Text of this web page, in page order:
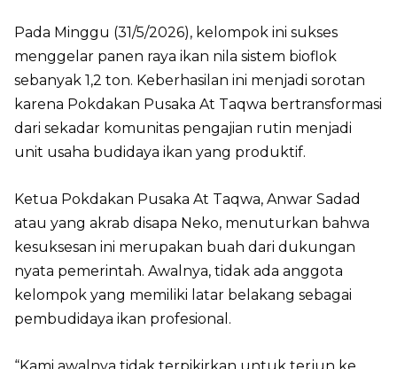
Pada Minggu (31/5/2026), kelompok ini sukses
menggelar panen raya ikan nila sistem bioflok
sebanyak 1,2 ton. Keberhasilan ini menjadi sorotan
karena Pokdakan Pusaka At Taqwa bertransformasi
dari sekadar komunitas pengajian rutin menjadi
unit usaha budidaya ikan yang produktif.
Ketua Pokdakan Pusaka At Taqwa, Anwar Sadad
atau yang akrab disapa Neko, menuturkan bahwa
kesuksesan ini merupakan buah dari dukungan
nyata pemerintah. Awalnya, tidak ada anggota
kelompok yang memiliki latar belakang sebagai
pembudidaya ikan profesional.